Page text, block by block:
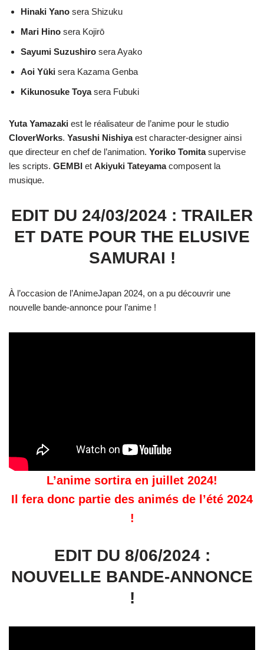
Hinaki Yano sera Shizuku
Mari Hino sera Kojirō
Sayumi Suzushiro sera Ayako
Aoi Yūki sera Kazama Genba
Kikunosuke Toyasera Fubuki
Yuta Yamazaki est le réalisateur de l’anime pour le studio
CloverWorks. Yasushi Nishiyaest character-designer ainsi
que directeur en chef de l’animation. Yoriko Tomitasupervise
les scripts. GEMBI et Akiyuki Tateyamacomposent la
musique.
EDIT DU 24/03/2024 : TRAILER
ET DATE POUR THE ELUSIVE
SAMURAI !
À l’occasion de l’AnimeJapan 2024, on a pu découvrir une
nouvelle bande-annonce pour l’anime !
L’anime sortira en juillet 2024!
Il fera donc partie des animés de l’été 2024
!
EDIT DU 8/06/2024 :
NOUVELLE BANDE-ANNONCE
!